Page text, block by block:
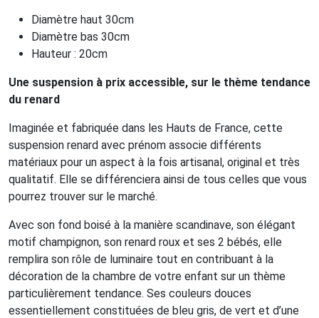
Diamètre haut 30cm
Diamètre bas 30cm
Hauteur : 20cm
Une suspension à prix accessible, sur le thème tendance
du renard
Imaginée et fabriquée dans les Hauts de France, cette
suspension renard avec prénom associe différents
matériaux pour un aspect à la fois artisanal, original et très
qualitatif. Elle se différenciera ainsi de tous celles que vous
pourrez trouver sur le marché.
Avec son fond boisé à la manière scandinave, son élégant
motif champignon, son renard roux et ses 2 bébés, elle
remplira son rôle de luminaire tout en contribuant à la
décoration de la chambre de votre enfant sur un thème
particulièrement tendance. Ses couleurs douces
essentiellement constituées de bleu gris, de vert et d’une